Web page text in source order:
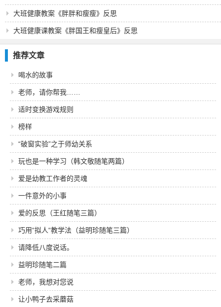
大班健康教案《胖胖和瘦瘦》反思
大班健康课教案《胖国王和瘦皇后》反思
推荐文章
喝水的故事
老师，请你帮我……
适时变换游戏规则
榜样
“破窗实验”之于师幼关系
玩也是一种学习（韩文敬随笔两篇）
爱是幼教工作者的灵魂
一件意外的小事
爱的反思（王红随笔三篇）
巧用“拟人“教学法（益明珍随笔三篇）
请降低八度说话。
益明珍随笔二篇
老师，我想对您说
让小鸭子去采蘑菇